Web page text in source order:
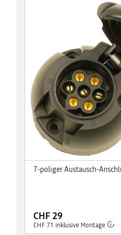
7-poliger Austausch-
CHF 29
CHF 71 inklusive Montage